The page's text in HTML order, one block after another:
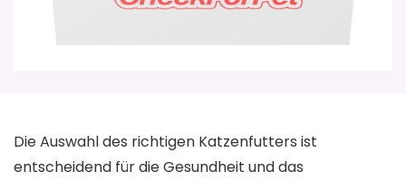
Die Auswahl des richtigen Katzenfutters ist
entscheidend für die Gesundheit und das